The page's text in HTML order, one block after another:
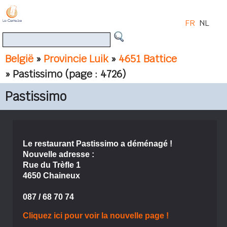
België » Provincie Luik» 4651 Battice
» Pastissimo (page : 4726)
FR NL
Pastissimo
Le restaurant Pastissimo a déménagé !
Nouvelle adresse :
Rue du Trèfle 1
4650 Chaineux
087 / 68 70 74
Cliquez ici pour voir la nouvelle page !